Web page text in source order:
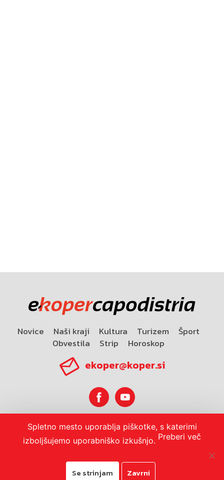
Novice Naši kraji Kultura Turizem
Šport
Obvestila
Strip Horoskop
ekoper@koper.si
Horoskop
Spletno mesto uporablja piškotke, s katerimi
izboljšujemo uporabniško izkušnjo. Preberi več
Se strinjam Zavrni